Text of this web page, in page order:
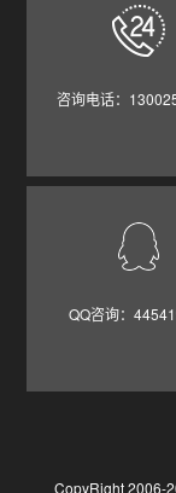
咨询电话：
QQ咨询：
CopyRight 2006-